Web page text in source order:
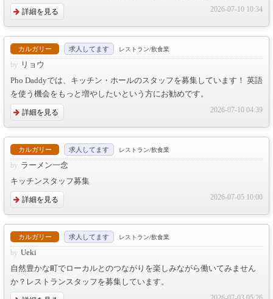
詳細を見る 2026-07-10 10:34
カルガリー 求人してます レストラン/飲食業
リョウ
Pho Daddyでは、キッチン・ホールのスタッフを募集しています！ 英語
を使う機会をもっと増やしたいという方にお勧めです。
詳細を見る 2026-07-10 04:39
カルガリー 求人してます レストラン/飲食業
ラーメン一念
キッチンスタッフ募集
詳細を見る 2026-07-05 10:00
カルガリー 求人してます レストラン/飲食業
Ueki
自然豊かな町でローカルとのつながりを楽しみながら働いてみません
か？レストランスタッフを募集しています。